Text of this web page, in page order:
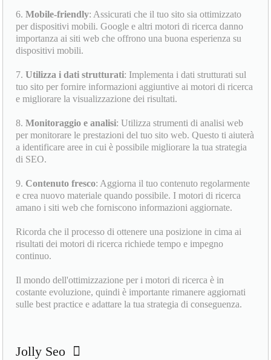
6.Mobile-friendly: Assicurati che il tuo sito sia ottimizzato
per dispositivi mobili. Google e altri motori di ricerca danno
importanza ai siti web che offrono una buona esperienza su
dispositivi mobili.
7.Utilizza i dati strutturati: Implementa i dati strutturati sul
tuo sito per fornire informazioni aggiuntive ai motori di ricerca
e migliorare la visualizzazione dei risultati.
8.Monitoraggio e analisi: Utilizza strumenti di analisi web
per monitorare le prestazioni del tuo sito web. Questo ti aiuterà
a identificare aree in cui è possibile migliorare la tua strategia
di SEO.
9. Contenuto fresco: Aggiorna il tuo contenuto regolarmente
e crea nuovo materiale quando possibile. I motori di ricerca
amano i siti web che forniscono informazioni aggiornate.
Ricorda che il processo di ottenere una posizione in cima ai
risultati dei motori di ricerca richiede tempo e impegno
continuo.
Il mondo dell'ottimizzazione per i motori di ricerca è in
costante evoluzione, quindi è importante rimanere aggiornati
sulle best practice e adattare la tua strategia di conseguenza.
Jolly Seo